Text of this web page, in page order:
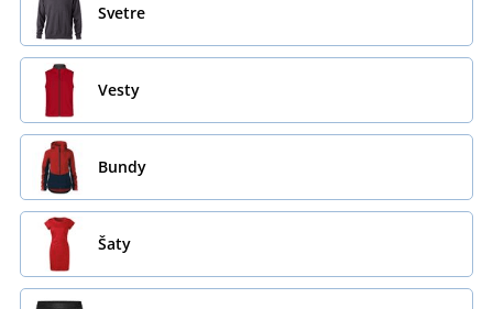
Svetre
Vesty
Bundy
Šaty